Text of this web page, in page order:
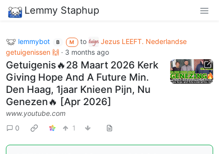
Lemmy Staphup
lemmybot B M to
Jezus LEEFT. Nederlandse
getuigenissen 🙌 · 3 months ago
Getuigenis🔥28 Maart 2026 Kerk
Giving Hope And A Future Min.
Den Haag, 1jaar Knieen Pijn, Nu
Genezen🔥 [Apr 2026]
www.youtube.com
0
1